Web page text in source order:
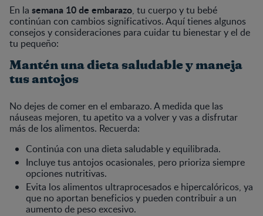
En la semana 10 de embarazo, tu cuerpo y tu bebé
continúan con cambios significativos. Aquí tienes algunos
consejos y consideraciones para cuidar tu bienestar y el de
tu pequeño:
Mantén una dieta saludable y maneja
tus antojos
No dejes de comer en el embarazo. A medida que las
náuseas mejoren, tu apetito va a volver y vas a disfrutar
más de los alimentos. Recuerda:
Continúa con una dieta saludable y equilibrada.
Incluye tus antojos ocasionales, pero prioriza siempre
opciones nutritivas.
Evita los alimentos ultraprocesados e hipercalóricos, ya
que no aportan beneficios y pueden contribuir a un
aumento de peso excesivo.